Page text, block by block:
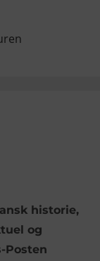
historie,
og
Posten